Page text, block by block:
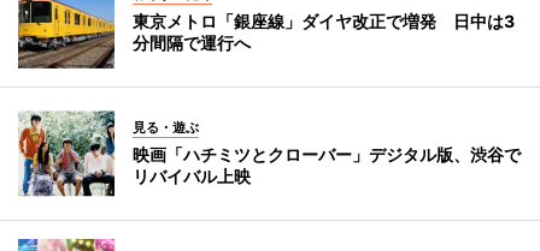
東京メトロ「銀座線」ダイヤ改正で増発 日中は3
分間隔で運行へ
見る・遊ぶ
映画「ハチミツとクローバー」デジタル版、渋谷で
リバイバル上映